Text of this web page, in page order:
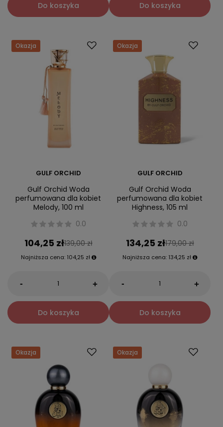
Do koszyka Do koszyka
Okazja
GULF ORCHID
Gulf Orchid Woda
perfumowana dla kobiet
Melody, 100 ml
0.0
104,25 zł139,00 zł
Najniższa cena: 104,25 zł
- +
Do koszyka
Okazja
GULF ORCHID
Gulf Orchid Woda
perfumowana dla kobiet
Highness, 105 ml
0.0
134,25 zł179,00 zł
Najniższa cena: 134,25 zł
- +
Do koszyka
Okazja Okazja